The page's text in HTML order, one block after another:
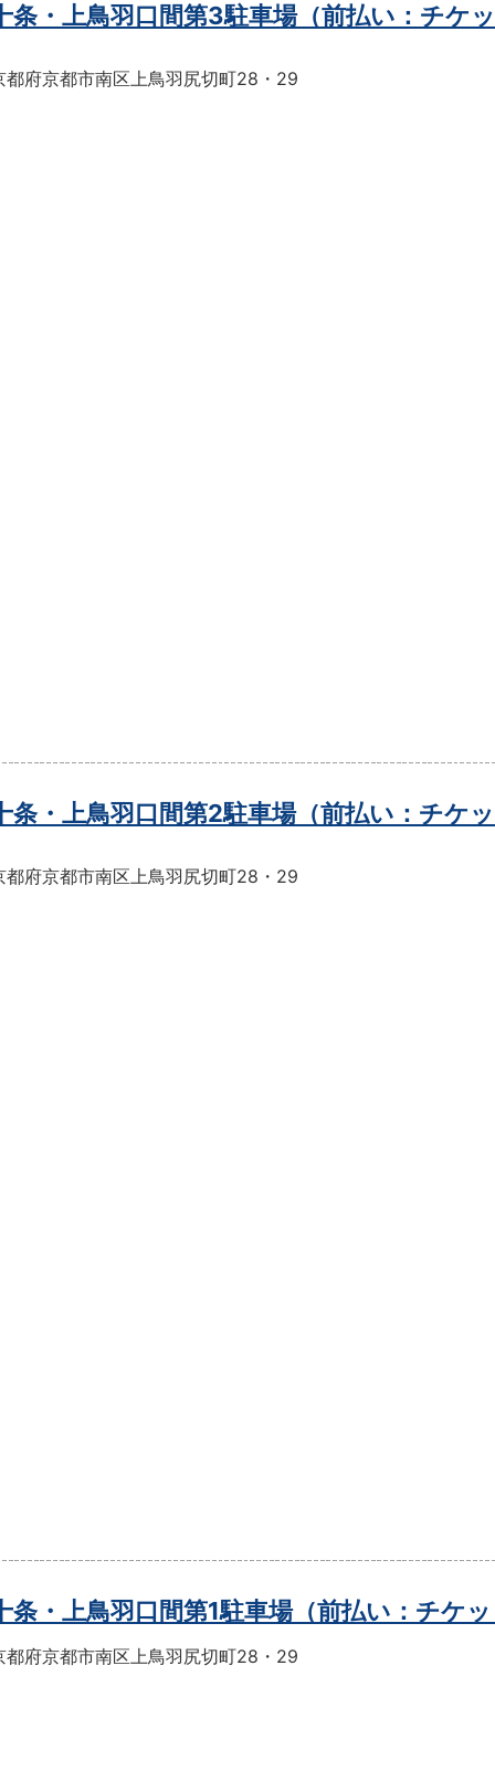
条・上鳥羽口間第3駐車場（前払い：チケ
都府京都市南区上鳥羽尻切町28・29
条・上鳥羽口間第2駐車場（前払い：チケ
都府京都市南区上鳥羽尻切町28・29
条・上鳥羽口間第1駐車場（前払い：チケ
都府京都市南区上鳥羽尻切町28・29